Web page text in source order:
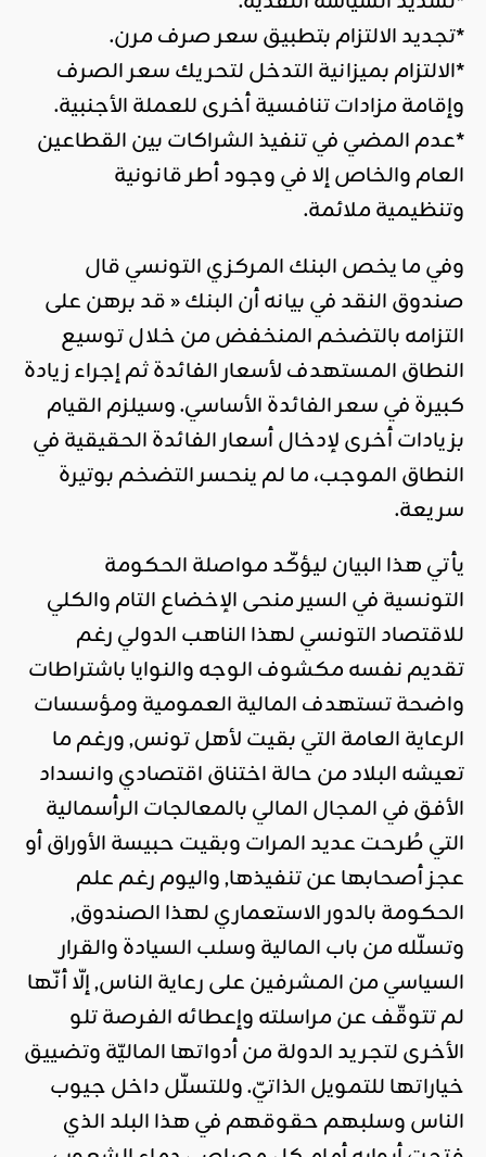
*تجديد الالتزام بتطبيق سعر صرف مرن.
*الالتزام بميزانية التدخل لتحريك سعر الصرف
وإقامة مزادات تنافسية أخرى للعملة الأجنبية.
*عدم المضي في تنفيذ الشراكات بين القطاعين
العام والخاص إلا في وجود أطر قانونية
وتنظيمية ملائمة.
وفي ما يخص البنك المركزي التونسي قال
صندوق النقد في بيانه أن البنك « قد برهن على
التزامه بالتضخم المنخفض من خلال توسيع
النطاق المستهدف لأسعار الفائدة ثم إجراء زيادة
كبيرة في سعر الفائدة الأساسي. وسيلزم القيام
بزيادات أخرى لإدخال أسعار الفائدة الحقيقية في
النطاق الموجب، ما لم ينحسر التضخم بوتيرة
سريعة.
يأتي هذا البيان ليؤكّد مواصلة الحكومة
التونسية في السير منحى الإخضاع التام والكلي
للاقتصاد التونسي لهذا الناهب الدولي رغم
تقديم نفسه مكشوف الوجه والنوايا باشتراطات
واضحة تستهدف المالية العمومية ومؤسسات
الرعاية العامة التي بقيت لأهل تونس, ورغم ما
تعيشه البلاد من حالة اختناق اقتصادي وانسداد
الأفق في المجال المالي بالمعالجات الرأسمالية
التي طُرحت عديد المرات وبقيت حبيسة الأوراق أو
عجز أصحابها عن تنفيذها, واليوم رغم علم
الحكومة بالدور الاستعماري لهذا الصندوق,
وتسلّله من باب المالية وسلب السيادة والقرار
السياسي من المشرفين على رعاية الناس, إلّا أنّها
لم تتوقّف عن مراسلته وإعطائه الفرصة تلو
الأخرى لتجريد الدولة من أدواتها الماليّة وتضييق
خياراتها للتمويل الذاتيّ. وللتسلّل داخل جيوب
الناس وسلبهم حقوقهم في هذا البلد الذي